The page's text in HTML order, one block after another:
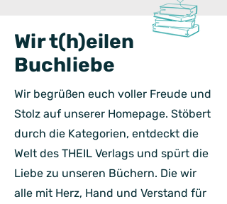
Wir t(h)eilen
Buchliebe
Wir begrüßen euch voller Freude und
Stolz auf unserer Homepage. Stöbert
durch die Kategorien, entdeckt die
Welt des THEIL Verlags und spürt die
Liebe zu unseren Büchern. Die wir
alle mit Herz, Hand und Verstand für